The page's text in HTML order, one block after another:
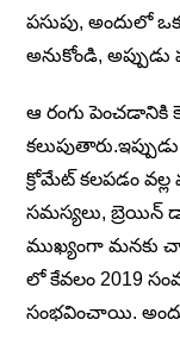
పసుపు, అందులో
అనుకోండి, అప్పుడు
ఆ రంగు
క్రోమేట్ కలపడం
సమస్యలు, బ్రెయిన్
ముఖ్యంగా మనకు
లో కేవలం 2019
సంభవించాయి.